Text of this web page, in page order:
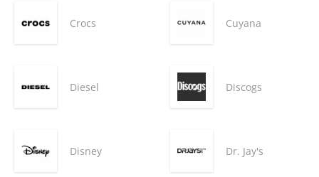
Crocs Cuyana
Diesel Discogs
Disney Dr. Jay's